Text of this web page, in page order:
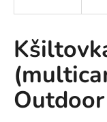
Outdoor
D